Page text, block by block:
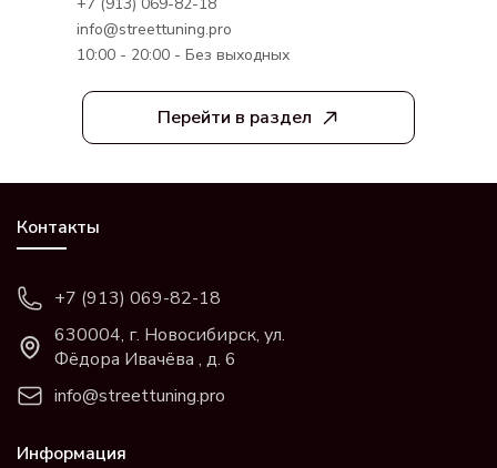
Перейти в раздел
info@streettuning.pro
10:00 - 20:00 - Без выходных
Контакты
+7 (913) 069-82-18
630004, г. Новосибирск, ул.
Фёдора Ивачёва , д. 6
info@streettuning.pro
Информация